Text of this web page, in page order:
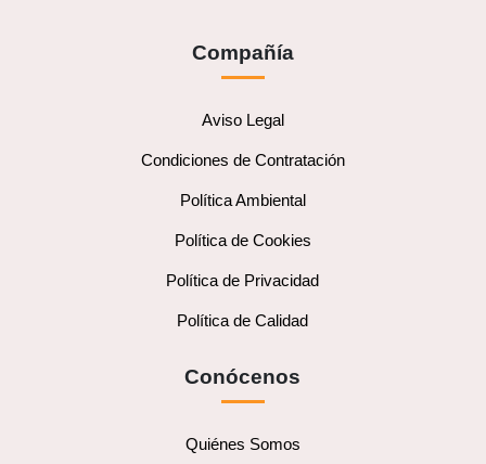
Compañía
Aviso Legal
Condiciones de Contratación
Política Ambiental
Política de Cookies
Política de Privacidad
Política de Calidad
Conócenos
Quiénes Somos